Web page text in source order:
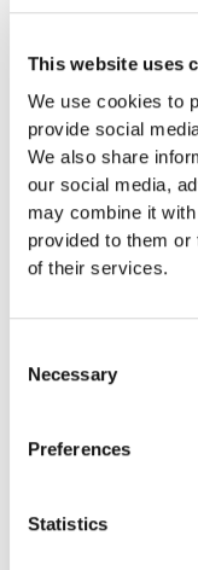
This website uses
We use cookies to
provide social
We also share
our social media,
may combine it
provided to them or
of their services.
Selection
Necessary
Preferences
Statistics
Avantages
Structure
Image
nombreux
s'agisse de
professionnelle,
ordre pour les
répondez aux
s'oppose à